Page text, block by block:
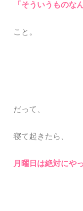
「そういうものな
こと。
だって、
寝て起きたら、
月曜日は絶対にや